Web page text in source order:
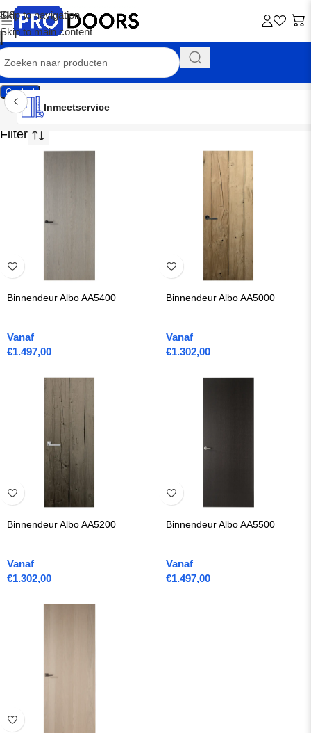
Skip to navigation
Skip to main content
Contact
Inmeetservice
Montageservice
Advies op maat
Showroom
Inmeetservice
Inbraakwerend
Binnendeur Albo AA5400
Vanaf
€1.497,00
Binnendeur Albo AA5000
Vanaf
€1.302,00
Binnendeur Albo AA5200
Vanaf
€1.302,00
Binnendeur Albo AA5500
Vanaf
€1.497,00